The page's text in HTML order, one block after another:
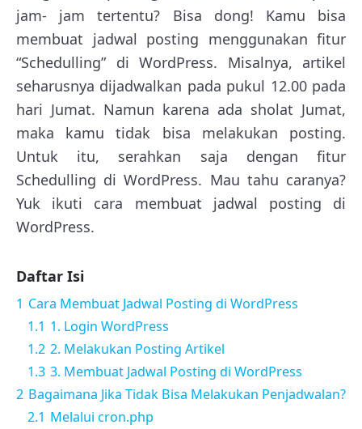
jam- jam tertentu? Bisa dong! Kamu bisa
membuat jadwal posting menggunakan fitur
“Schedulling” di WordPress. Misalnya, artikel
seharusnya dijadwalkan pada pukul 12.00 pada
hari Jumat. Namun karena ada sholat Jumat,
maka kamu tidak bisa melakukan posting.
Untuk itu, serahkan saja dengan fitur
Schedulling di WordPress. Mau tahu caranya?
Yuk ikuti cara membuat jadwal posting di
WordPress.
Daftar Isi
1 Cara Membuat Jadwal Posting di WordPress
1.1 1. Login WordPress
1.2 2. Melakukan Posting Artikel
1.3 3. Membuat Jadwal Posting di WordPress
2 Bagaimana Jika Tidak Bisa Melakukan Penjadwalan?
2.1 Melalui cron.php